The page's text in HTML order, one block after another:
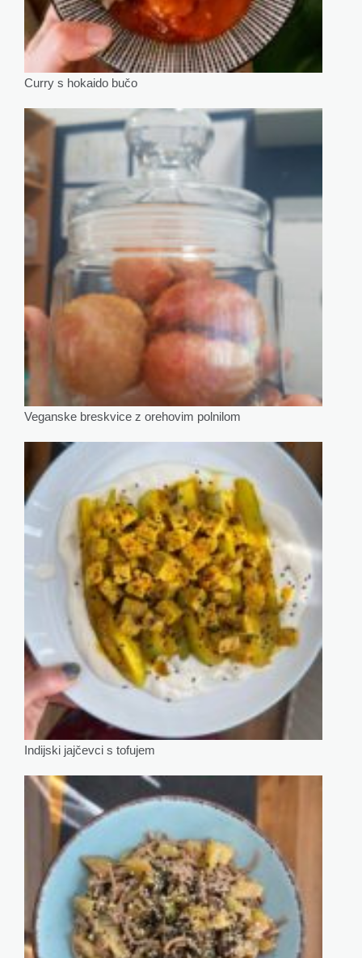
Curry s hokaido bučo
Veganske breskvice z orehovim polnilom
Indijski jajčevci s tofujem